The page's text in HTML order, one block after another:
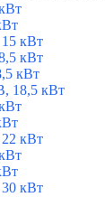
кВт
кВт
кВт
18,5 кВт
кВт
кВт